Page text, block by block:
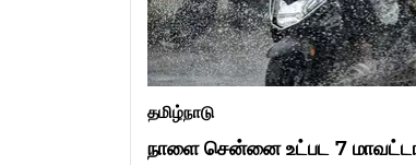
தமிழ்நாடு
நாளை சென்னை உட்பட 7